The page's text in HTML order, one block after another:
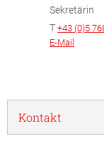
Sekretärin
T +43 (0)5
E-Mail
Kontakt